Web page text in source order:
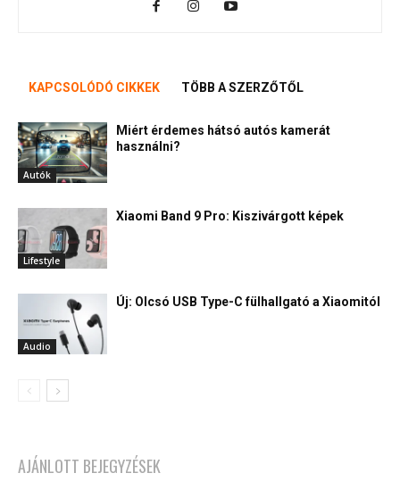
KAPCSOLÓDÓ CIKKEK TÖBB A SZERZŐTŐL
Autók
Miért érdemes hátsó autós kamerát
használni?
Lifestyle
Xiaomi Band 9 Pro: Kiszivárgott képek
Audio
Új: Olcsó USB Type-C fülhallgató a Xiaomitól
AJÁNLOTT BEJEGYZÉSEK